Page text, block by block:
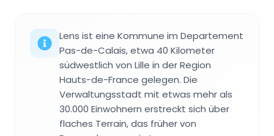
Lens ist eine Kommune im Departement
Pas-de-Calais, etwa 40 Kilometer
südwestlich von Lille in der Region
Hauts-de-France gelegen. Die
Verwaltungsstadt mit etwas mehr als
30.000 Einwohnern erstreckt sich über
flaches Terrain, das früher von